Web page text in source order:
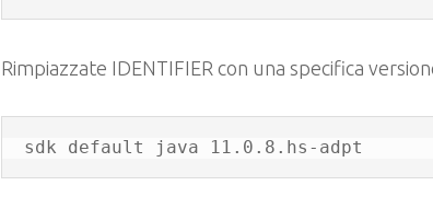
Rimpiazzate IDENTIFIER con una specifica
sdk default java 11.0.8.hs-adpt